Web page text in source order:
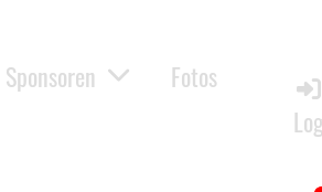
Sponsoren
Fotos